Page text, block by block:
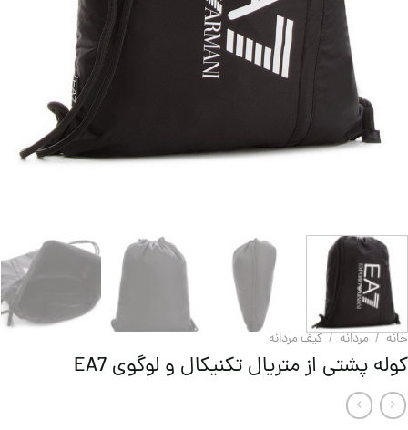
خانه / مردانه / کیف مردانه
کوله پشتی از متریال تکنیکال و لوگوی EA7